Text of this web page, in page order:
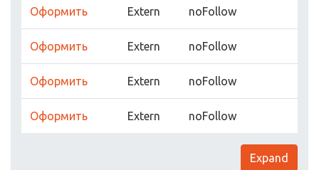
Оформить Extern noFollow
Оформить Extern noFollow
Оформить Extern noFollow
Оформить Extern noFollow
Expand